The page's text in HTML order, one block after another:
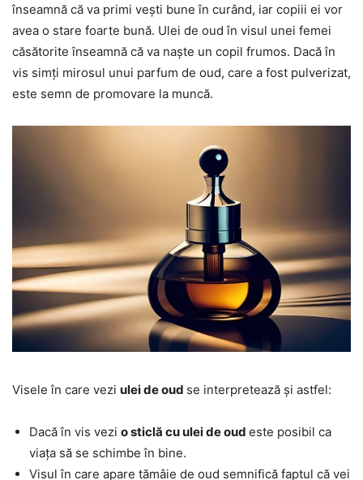
înseamnă că va primi vești bune în curând, iar copiii ei vor
avea o stare foarte bună. Ulei de oud în visul unei femei
căsătorite înseamnă că va naște un copil frumos. Dacă în
vis simți mirosul unui parfum de oud, care a fost pulverizat,
este semn de promovare la muncă.
Visele în care vezi ulei de oud se interpretează și astfel:
Dacă în vis vezi o sticlă cu ulei de oud este posibil ca
viața să se schimbe în bine.
Visul în care apare tămâie de oud semnifică faptul că vei